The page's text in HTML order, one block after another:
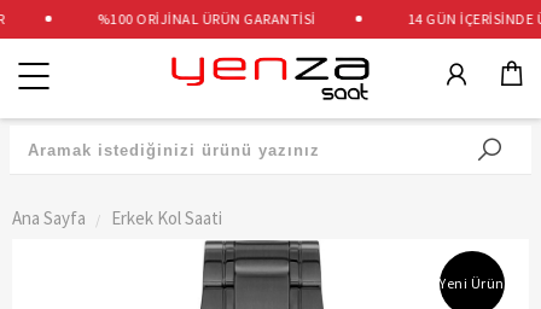
%100 ORİJİNAL ÜRÜN GARANTİSİ 14 GÜN İÇERİSİNDE
Kategoriler
Ana Sayfa Erkek Kol Saati
Yeni Ürün